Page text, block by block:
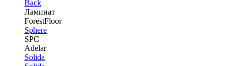
Back
Ламинат
ForestFloor
Sphere
SPC
Adelar
Solida